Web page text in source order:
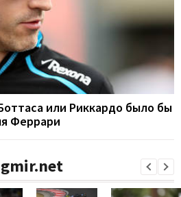
или Риккардо было бы
Феррари